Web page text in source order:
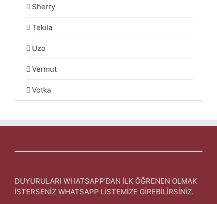
Sherry
Tekila
Uzo
Vermut
Votka
DUYURULARI WHATSAPP’DAN İLK ÖĞRENEN OLMAK
İSTERSENİZ WHATSAPP LİSTEMİZE GİREBİLİRSİNİZ.